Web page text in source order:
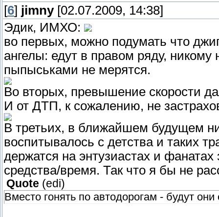
[6] jimny[02.07.2009, 14:38]
Эдик, ИМХО:
во первых, можно подумать что
ангелы: едут в правом ряду,
пыпыськами не мерятся.
Во вторых, превышение скорости
И от ДТП, к сожалению, не
В третьих, в ближайшем будущем
воспитывалось с детства и таких
держатся на энтузиастах и
средства/время. Так что я бы не
Quote (edi)
Вместо гонять по автодорогам - будут